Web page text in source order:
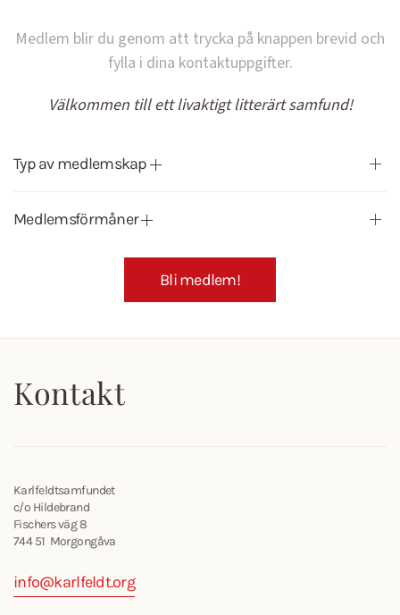
Medlem blir du genom att trycka på knappen brevid och
fylla i dina kontaktuppgifter.
Välkommen till ett livaktigt litterärt samfund!
Typ av medlemskap
Medlemsförmåner
Bli medlem!
Kontakt
Karlfeldtsamfundet
c/o Hildebrand
Fischers väg 8
744 51 Morgongåva
info@karlfeldt.org